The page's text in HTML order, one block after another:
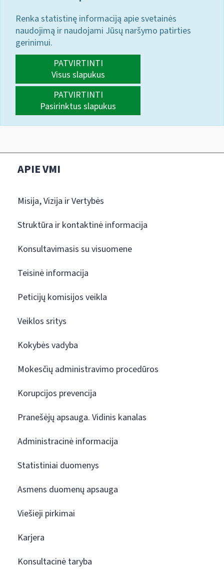
Renka statistinę informaciją apie svetainės
naudojimą ir naudojami Jūsų naršymo patirties
gerinimui.
PATVIRTINTI
Visus slapukus
PATVIRTINTI
Pasirinktus slapukus
APIE VMI
Misija, Vizija ir Vertybės
Struktūra ir kontaktinė informacija
Konsultavimasis su visuomene
Teisinė informacija
Peticijų komisijos veikla
Veiklos sritys
Kokybės vadyba
Mokesčių administravimo procedūros
Korupcijos prevencija
Pranešėjų apsauga. Vidinis kanalas
Administracinė informacija
Statistiniai duomenys
Asmens duomenų apsauga
Viešieji pirkimai
Karjera
Konsultacinė taryba